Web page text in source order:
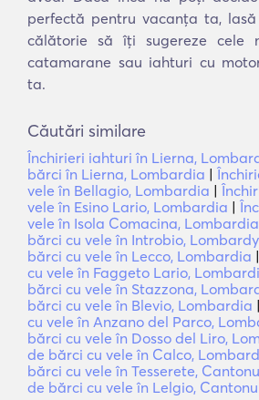
perfectă pentru vacanța ta,
călătorie să îți sugereze cele
catamarane sau iahturi cu
ta.
Căutări similare
Închirieri iahturi în Lierna,
bărci în Lierna, Lombardia |
vele în Bellagio, Lombardia |
vele în Esino Lario, Lombardia |
vele în Isola Comacina, Lombardia
bărci cu vele în Introbio, Lombardy
bărci cu vele în Lecco, Lombardia |
cu vele în Faggeto Lario,
bărci cu vele în Stazzona,
bărci cu vele în Blevio, Lombardia |
cu vele în Anzano del Parco,
bărci cu vele în Dosso del Liro,
de bărci cu vele în Calco,
bărci cu vele în Tesserete,
de bărci cu vele în Lelgio,